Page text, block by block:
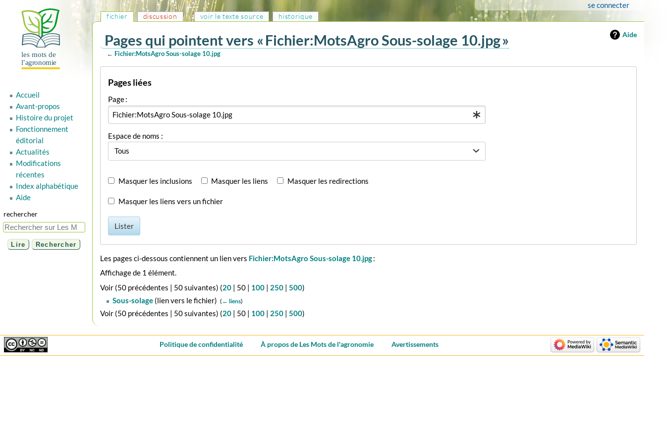
Aide
Pages qui pointent vers « Fichier:MotsAgro Sous-solage 10.jpg »
← Fichier:MotsAgro Sous-solage 10.jpg
navigation
recherche
Pages liées
Page :
Espace de noms :
Tous
Masquer les inclusions Masquer les liens Masquer les redirections
Masquer les liens vers un fichier
Lister
Les pages ci-dessous contiennent un lien vers Fichier:MotsAgro Sous-solage 10.jpg:
Affichage de 1 élément.
Voir (50 précédentes | 50 suivantes) (20 | 50 | 100 | 250 |500)
Sous-solage(lien vers le fichier) ‎ ( ← liens)
Voir (50 précédentes | 50 suivantes) (20 | 50 | 100 | 250 |500)
fichier discussion voir le texte source historique
se connecter
Accueil
Avant-propos
Histoire du projet
Fonctionnement
éditorial
Actualités
Modifications
récentes
Index alphabétique
Aide
rechercher
Politique de confidentialité À propos de Les Mots de l'agronomie Avertissements